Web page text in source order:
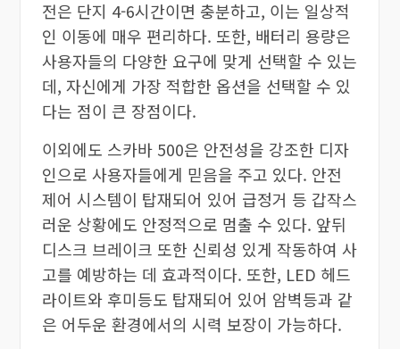
전은 단지 4-6시간이면 충분하고, 이는 일상적
인 이동에 매우 편리하다. 또한, 배터리 용량은
사용자들의 다양한 요구에 맞게 선택할 수 있는
데, 자신에게 가장 적합한 옵션을 선택할 수 있
다는 점이 큰 장점이다.
이외에도 스카바 500은 안전성을 강조한 디자
인으로 사용자들에게 믿음을 주고 있다. 안전
제어 시스템이 탑재되어 있어 급정거 등 갑작스
러운 상황에도 안정적으로 멈출 수 있다. 앞뒤
디스크 브레이크 또한 신뢰성 있게 작동하여 사
고를 예방하는 데 효과적이다. 또한, LED 헤드
라이트와 후미등도 탑재되어 있어 암벽등과 같
은 어두운 환경에서의 시력 보장이 가능하다.